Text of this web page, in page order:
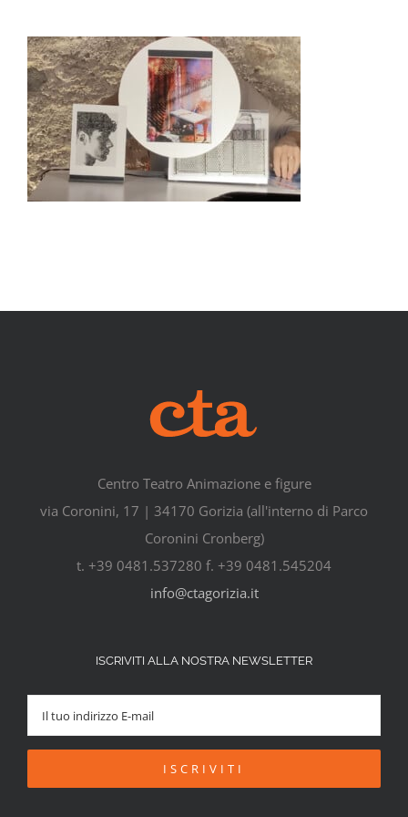
Centro Teatro Animazione e figure
via Coronini, 17 | 34170 Gorizia (all'interno di Parco
Coronini Cronberg)
t. +39 0481.537280 f. +39 0481.545204
info@ctagorizia.it
ISCRIVITI ALLA NOSTRA NEWSLETTER